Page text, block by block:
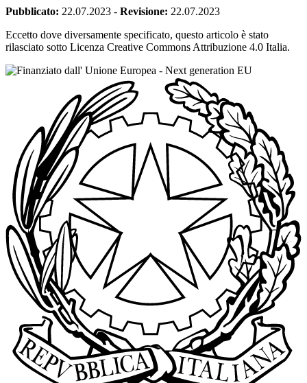
Pubblicato: 22.07.2023 - Revisione: 22.07.2023
Eccetto dove diversamente specificato, questo articolo è stato
rilasciato sotto Licenza Creative Commons Attribuzione 4.0 Italia.